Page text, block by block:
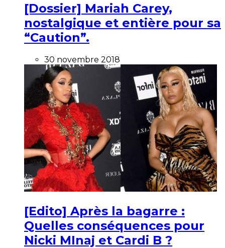
[Dossier] Mariah Carey,
nostalgique et entière pour sa
“Caution”.
30 novembre 2018
[Edito] Après la bagarre :
Quelles conséquences pour
Nicki MInaj et Cardi B ?